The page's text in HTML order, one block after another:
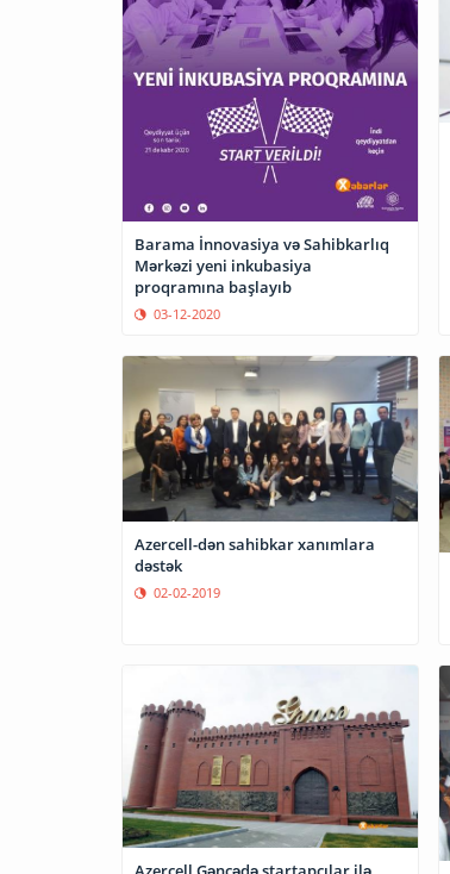
Barama İnnovasiya və Sahibkarlıq
Mərkəzi yeni inkubasiya
proqramına başlayıb
03-12-2020
Azercell-dən sahibkar xanımlara
dəstək
02-02-2019